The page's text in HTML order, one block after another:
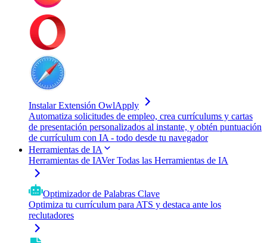
Instalar Extensión OwlApply
Automatiza solicitudes de empleo, crea currículums y cartas
de presentación personalizados al instante, y obtén puntuación
de currículum con IA - todo desde tu navegador
Herramientas de IA
Herramientas de IAVer Todas las Herramientas de IA
Optimizador de Palabras Clave
Optimiza tu currículum para ATS y destaca ante los
reclutadores